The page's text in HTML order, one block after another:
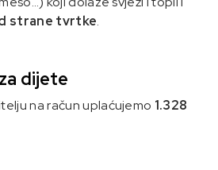
strane tvrtke.
dijete
na račun uplaćujemo 1.328